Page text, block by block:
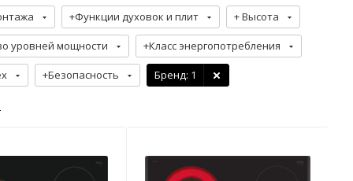
+Функции духовок и плит + Высота
уровней мощности +Класс энергопотребления
+Безопасность Бренд: 1